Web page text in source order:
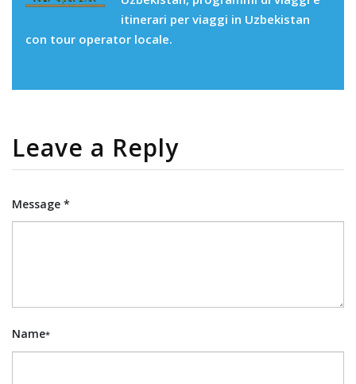
itinerari per viaggi in Uzbekistan
con tour operator locale.
Leave a Reply
Message *
Name*